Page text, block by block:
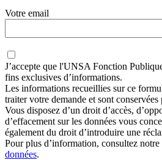
Votre email
J’accepte que l'UNSA Fonction
fins exclusives d’informations.
Les informations recueillies sur ce
traiter votre demande et sont
Vous disposez d’un droit d’accès,
d’effacement sur les données vous
également du droit d’introduire une
Pour plus d’information, consultez notre
données.